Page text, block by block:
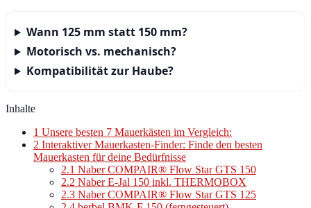
Wann 125 mm statt 150 mm?
Motorisch vs. mechanisch?
Kompatibilität zur Haube?
Inhalte
1 Unsere besten 7 Mauerkästen im Vergleich:
2 Interaktiver Mauerkasten-Finder: Finde den besten
Mauerkasten für deine Bedürfnisse
2.1 Naber COMPAIR® Flow Star GTS 150
2.2 Naber E‑Jal 150 inkl. THERMOBOX
2.3 Naber COMPAIR® Flow Star GTS 125